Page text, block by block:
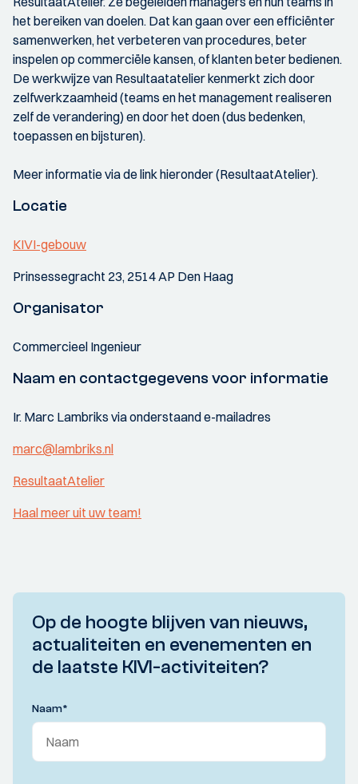
het bereiken van doelen. Dat kan gaan over een efficiënter
samenwerken, het verbeteren van procedures, beter
inspelen op commerciële kansen, of klanten beter bedienen.
De werkwijze van Resultaatatelier kenmerkt zich door
zelfwerkzaamheid (teams en het management realiseren
zelf de verandering) en door het doen (dus bedenken,
toepassen en bijsturen).
Meer informatie via de link hieronder (ResultaatAtelier).
Locatie
KIVI-gebouw
Prinsessegracht 23, 2514 AP Den Haag
Organisator
Commercieel Ingenieur
Naam en contactgegevens voor informatie
Ir. Marc Lambriks via onderstaand e-mailadres
marc@lambriks.nl
ResultaatAtelier
Haal meer uit uw team!
Op de hoogte blijven van nieuws,
actualiteiten en evenementen en
de laatste KIVI-activiteiten?
Naam*